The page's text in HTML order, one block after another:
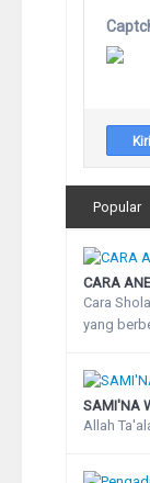
Popular
CARA
Cara
yang
SAMI'NA